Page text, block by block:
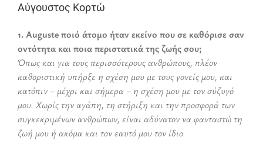
Αύγουστος Κορτώ
1. Auguste πoιό άτομο ήταν εκείνο που σε καθόρισε σαν
οντότητα και ποια περιστατικά της ζωής σου;
Όπως και για τους περισσότερους ανθρώπους, πλέον
καθοριστική υπήρξε η σχέση μου με τους γονείς μου, και
κατόπιν – μέχρι και σήμερα – η σχέση μου με τον σύζυγό
μου. Χωρίς την αγάπη, τη στήριξη και την προσφορά των
συγκεκριμένων ανθρώπων, είναι αδύνατον να φανταστώ τη
ζωή μου ή ακόμα και τον εαυτό μου τον ίδιο.